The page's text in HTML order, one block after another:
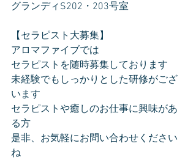
グランディS202・203号室
【セラピスト大募集】
アロマファイブでは
セラピストを随時募集しております
未経験でもしっかりとした研修がござ
います
セラピストや癒しのお仕事に興味があ
る方
是非、お気軽にお問い合わせください
ね